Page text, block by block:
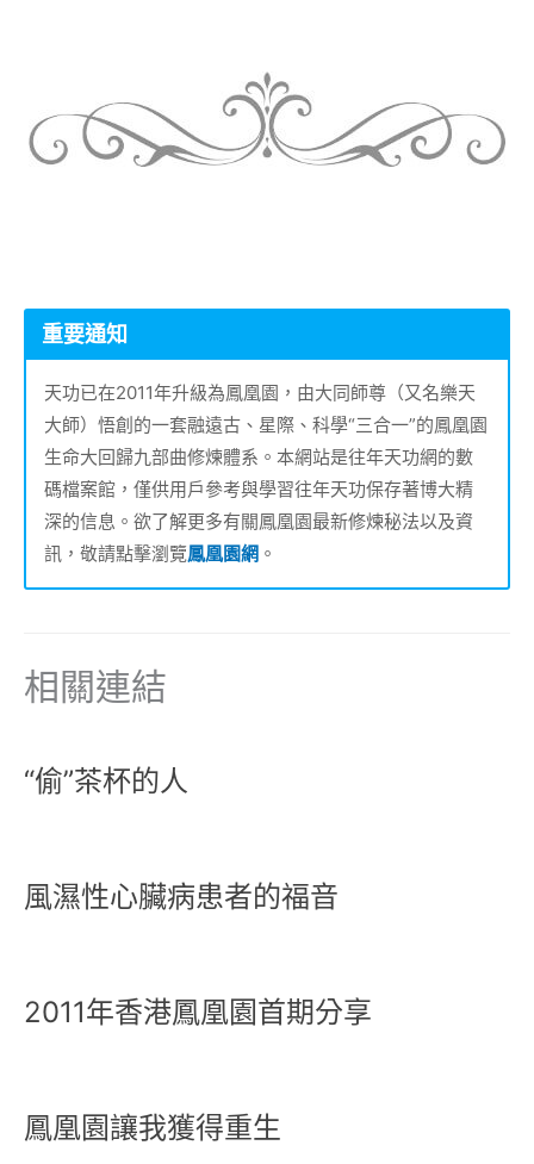
重要通知
天功已在2011年升級為鳳凰園，由大同師尊（又名樂天
大師）悟創的一套融遠古、星際、科學“三合一”的鳳凰園
生命大回歸九部曲修煉體系。本網站是往年天功網的數
碼檔案館，僅供用戶參考與學習往年天功保存著博大精
深的信息。欲了解更多有關鳳凰園最新修煉秘法以及資
訊，敬請點擊瀏覽鳳凰園網 。
相關連結
“偷”茶杯的人
風濕性心臟病患者的福音
2011年香港鳳凰園首期分享
鳳凰園讓我獲得重生